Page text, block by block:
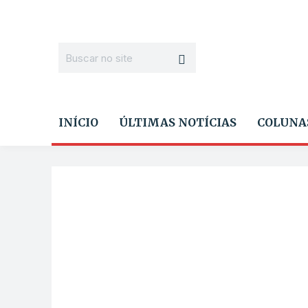
INÍCIO ÚLTIMAS NOTÍCIAS